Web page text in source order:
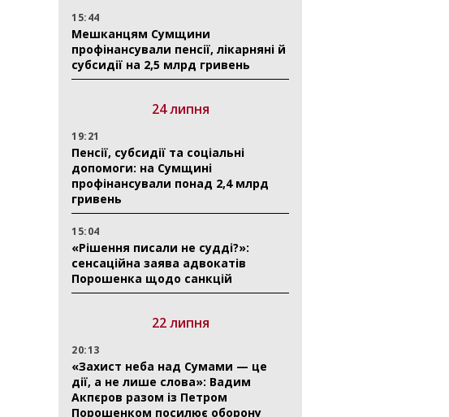
15:44
Мешканцям Сумщини
профінансували пенсії, лікарняні й
субсидії на 2,5 млрд гривень
24 липня
19:21
Пенсії, субсидії та соціальні
допомоги: на Сумщині
профінансували понад 2,4 млрд
гривень
15:04
«Рішення писали не судді?»:
сенсаційна заява адвокатів
Порошенка щодо санкцій
22 липня
20:13
«Захист неба над Сумами — це
дії, а не лише слова»: Вадим
Акпєров разом із Петром
Порошенком посилює оборону